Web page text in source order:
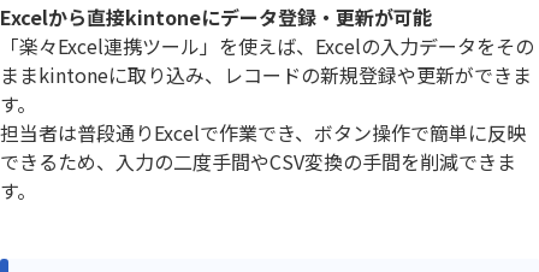
Excelから直接kintoneにデータ登録・更新が可能
「楽々Excel連携ツール」を使えば、Excelの入力データをその
ままkintoneに取り込み、レコードの新規登録や更新ができま
す。
担当者は普段通りExcelで作業でき、ボタン操作で簡単に反映
できるため、入力の二度手間やCSV変換の手間を削減できま
す。